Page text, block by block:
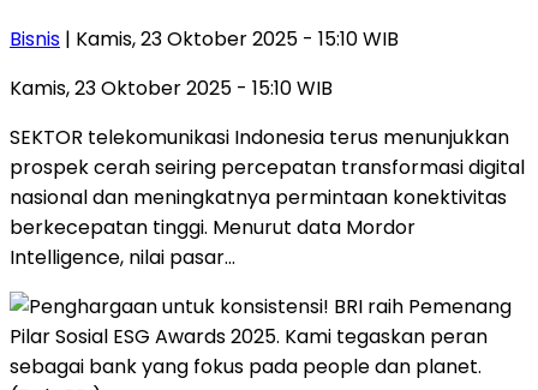
Bisnis | Kamis, 23 Oktober 2025 - 15:10 WIB
Kamis, 23 Oktober 2025 - 15:10 WIB
SEKTOR telekomunikasi Indonesia terus menunjukkan
prospek cerah seiring percepatan transformasi digital
nasional dan meningkatnya permintaan konektivitas
berkecepatan tinggi. Menurut data Mordor
Intelligence, nilai pasar…